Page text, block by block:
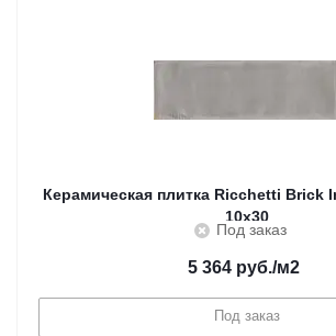
Керамическая плитка Ricchetti Brick
10x30
Под заказ
5 364руб./м2
Под заказ